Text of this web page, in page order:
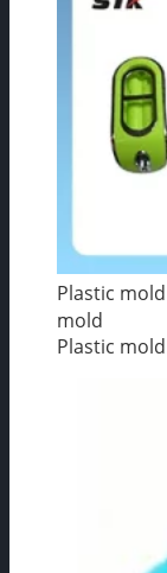
Plastic
mold
Plastic